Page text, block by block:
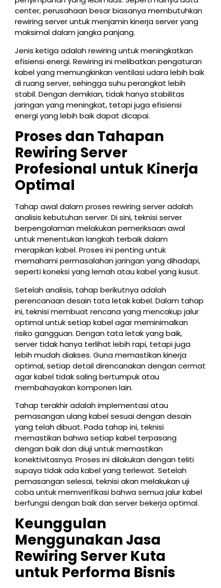
center, perusahaan besar biasanya membutuhkan
rewiring server untuk menjamin kinerja server yang
maksimal dalam jangka panjang.
Jenis ketiga adalah rewiring untuk meningkatkan
efisiensi energi. Rewiring ini melibatkan pengaturan
kabel yang memungkinkan ventilasi udara lebih baik
di ruang server, sehingga suhu perangkat lebih
stabil. Dengan demikian, tidak hanya stabilitas
jaringan yang meningkat, tetapi juga efisiensi
energi yang lebih baik dapat dicapai.
Proses dan Tahapan
Rewiring Server
Profesional untuk Kinerja
Optimal
Tahap awal dalam proses rewiring server adalah
analisis kebutuhan server. Di sini, teknisi server
berpengalaman melakukan pemeriksaan awal
untuk menentukan langkah terbaik dalam
merapikan kabel. Proses ini penting untuk
memahami permasalahan jaringan yang dihadapi,
seperti koneksi yang lemah atau kabel yang kusut.
Setelah analisis, tahap berikutnya adalah
perencanaan desain tata letak kabel. Dalam tahap
ini, teknisi membuat rencana yang mencakup jalur
optimal untuk setiap kabel agar meminimalkan
risiko gangguan. Dengan tata letak yang baik,
server tidak hanya terlihat lebih rapi, tetapi juga
lebih mudah diakses. Guna memastikan kinerja
optimal, setiap detail direncanakan dengan cermat
agar kabel tidak saling bertumpuk atau
membahayakan komponen lain.
Tahap terakhir adalah implementasi atau
pemasangan ulang kabel sesuai dengan desain
yang telah dibuat. Pada tahap ini, teknisi
memastikan bahwa setiap kabel terpasang
dengan baik dan diuji untuk memastikan
konektivitasnya. Proses ini dilakukan dengan teliti
supaya tidak ada kabel yang terlewat. Setelah
pemasangan selesai, teknisi akan melakukan uji
coba untuk memverifikasi bahwa semua jalur kabel
berfungsi dengan baik dan server bekerja optimal.
Keunggulan
Menggunakan Jasa
Rewiring Server Kuta
untuk Performa Bisnis